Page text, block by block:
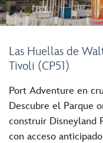
Las Huellas de
Tivoli (CP51)
Port Adventure en
Descubre el Parque
construir Disneyland
con acceso